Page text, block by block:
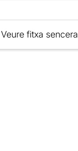
Veure fitxa sencera